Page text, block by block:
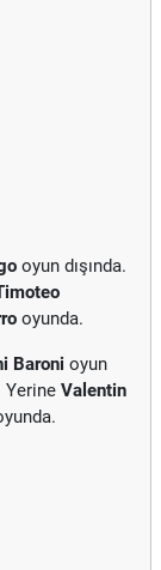
oyun dışında.
oyunda.
Baroni oyun
Yerine Valentin